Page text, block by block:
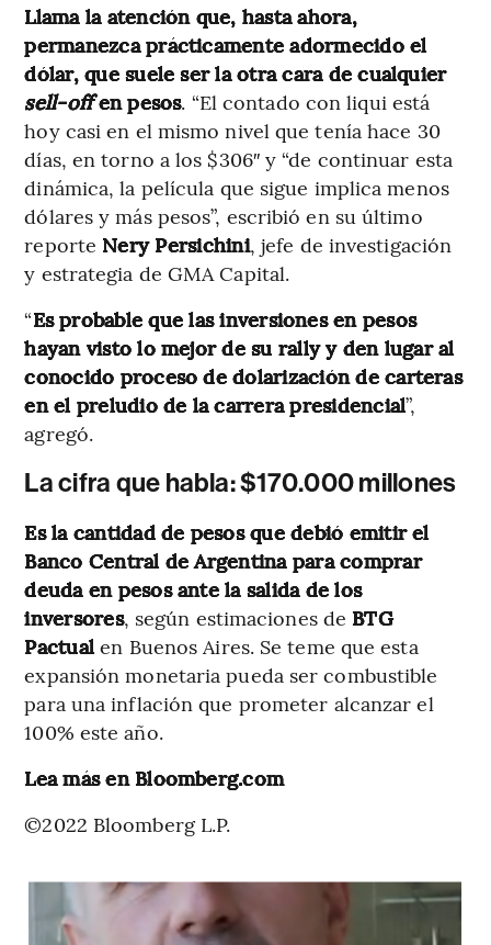
Llama la atención que, hasta ahora,
permanezca prácticamente adormecido el
dólar, que suele ser la otra cara de cualquier
sell-offen pesos. “El contado con liqui está
hoy casi en el mismo nivel que tenía hace 30
días, en torno a los $306″ y “de continuar esta
dinámica, la película que sigue implica menos
dólares y más pesos”, escribió en su último
reporte Nery Persichini, jefe de investigación
y estrategia de GMA Capital.
“Es probable que las inversiones en pesos
hayan visto lo mejor de su rally y den lugar al
conocido proceso de dolarización de carteras
en el preludio de la carrera presidencial”,
agregó.
La cifra que habla: $170.000 millones
Es la cantidad de pesos que debió emitir el
Banco Central de Argentina para comprar
deuda en pesos ante la salida de los
inversores, según estimaciones de BTG
Pactualen Buenos Aires. Se teme que esta
expansión monetaria pueda ser combustible
para una inflación que prometer alcanzar el
100% este año.
Lea más en Bloomberg.com
©2022 Bloomberg L.P.